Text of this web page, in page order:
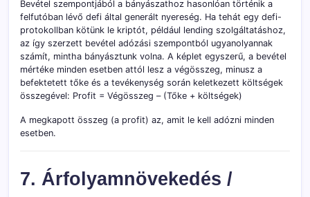
Bevétel szempontjából a bányászathoz hasonlóan történik a
felfutóban lévő defi által generált nyereség. Ha tehát egy defi-
protokollban kötünk le kriptót, például lending szolgáltatáshoz,
az így szerzett bevétel adózási szempontból ugyanolyannak
számít, mintha bányásztunk volna. A képlet egyszerű, a bevétel
mértéke minden esetben attól lesz a végösszeg, minusz a
befektetett tőke és a tevékenység során keletkezett költségek
összegével: Profit = Végösszeg – (Tőke + költségek)
A megkapott összeg (a profit) az, amit le kell adózni minden
esetben.
7. Árfolyamnövekedés /